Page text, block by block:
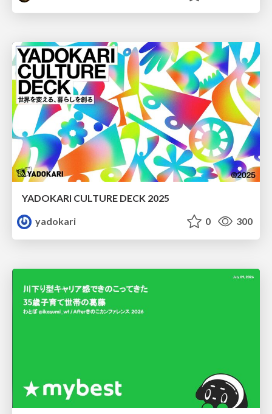
YADOKARI CULTURE DECK 2025
yadokari
0 300